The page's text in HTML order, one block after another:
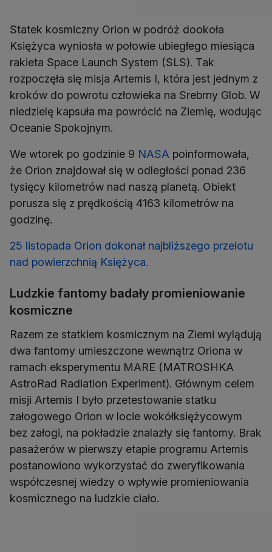
Statek kosmiczny Orion w podróż dookoła
Księżyca wyniosła w połowie ubiegłego miesiąca
rakieta Space Launch System (SLS). Tak
rozpoczęła się misja Artemis I, która jest jednym z
kroków do powrotu człowieka na Srebrny Glob. W
niedzielę kapsuła ma powrócić na Ziemię, wodując
Oceanie Spokojnym.
We wtorek po godzinie 9 NASA poinformowała,
że Orion znajdował się w odległości ponad 236
tysięcy kilometrów nad naszą planetą. Obiekt
porusza się z prędkością 4163 kilometrów na
godzinę.
25 listopada Orion dokonał najbliższego przelotu
nad powierzchnią Księżyca.
Ludzkie fantomy badały promieniowanie
kosmiczne
Razem ze statkiem kosmicznym na Ziemi wylądują
dwa fantomy umieszczone wewnątrz Oriona w
ramach eksperymentu MARE (MATROSHKA
AstroRad Radiation Experiment). Głównym celem
misji Artemis I było przetestowanie statku
załogowego Orion w locie wokółksiężycowym
bez załogi, na pokładzie znalazły się fantomy. Brak
pasażerów w pierwszy etapie programu Artemis
postanowiono wykorzystać do zweryfikowania
współczesnej wiedzy o wpływie promieniowania
kosmicznego na ludzkie ciało.